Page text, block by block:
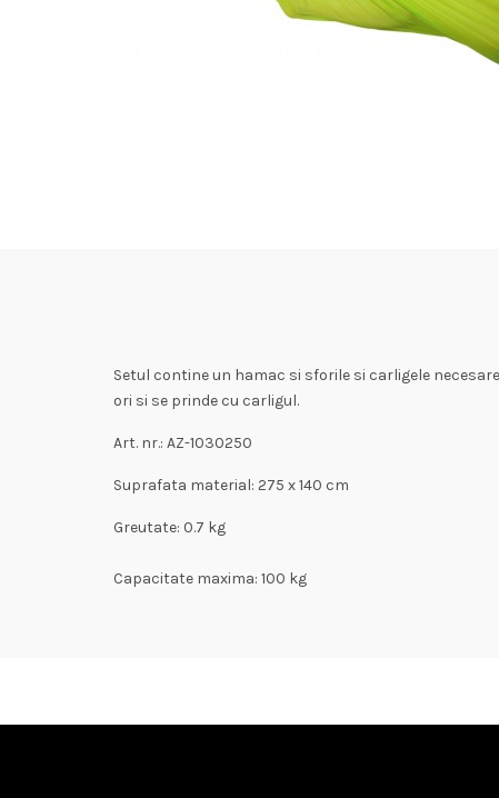
Setul contine un hamac si sforile si carligele
ori si se prinde cu carligul.
Art. nr.: AZ-1030250
Suprafata material: 275 x 140 cm
Greutate: 0.7 kg
Capacitate maxima: 100 kg